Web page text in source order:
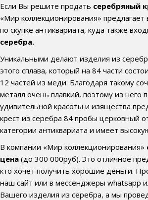
Если Вы решите продать серебряный
«Мир коллекционирования» предлагает
по скупке антиквариата, куда также
серебра.
Уникальными делают изделия из
этого сплава, который на 84 части
12 частей из меди. Благодаря такому
металл очень плавкий, поэтому из него
удивительной красоты и изящества
крест из серебра 84 пробы церковный
категории антиквариата и имеет
В компании «Мир коллекционирования»
цена (до 300 000руб). Это отличное
кто хочет получить хорошие деньги.
наш сайт или в мессенджеры whatsapp
Вашего изделия из серебра, а мы